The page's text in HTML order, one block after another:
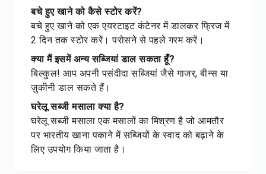
बचे हुए खाने को कैसे स्टोर करें?
बचे हुए खाने को एक एयरटाइट कंटेनर में डालकर फ्रिज में
2 दिन तक स्टोर करें। परोसने से पहले गरम करें।
क्या मैं इसमें अन्य सब्जियां डाल सकता हूँ?
बिल्कुल! आप अपनी पसंदीदा सब्जियां जैसे गाजर, बीन्स या
ज़ुकीनी डाल सकते हैं।
घरेलू सब्जी मसाला क्या है?
घरेलू सब्जी मसाला एक मसालों का मिश्रण है जो आमतौर
पर भारतीय खाना पकाने में सब्जियों के स्वाद को बढ़ाने के
लिए उपयोग किया जाता है।